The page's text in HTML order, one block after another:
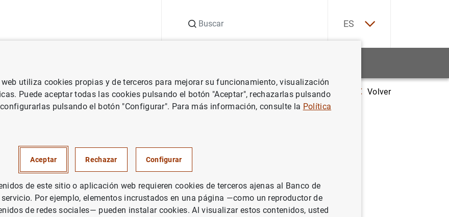
ES
de España Agenda del Banco de España Ángel Gavilán. Perspectivas ante los retos y oportunidades para el tejido empresarial en
Volver
el tejido empresarial en
utiliza cookies propias y de terceros para mejorar su funcionamiento, visualización
Puede aceptar todas las cookies pulsando el botón "Aceptar", rechazarlas pulsando
configurarlas pulsando el botón "Configurar". Para más información, consulte la Política
Aceptar Rechazar Configurar
de este sitio o aplicación web requieren cookies de terceros ajenas al Banco de
Por ejemplo, elementos incrustados en una página —como un reproductor de
de redes sociales— pueden instalar cookies. Al visualizar estos contenidos, usted